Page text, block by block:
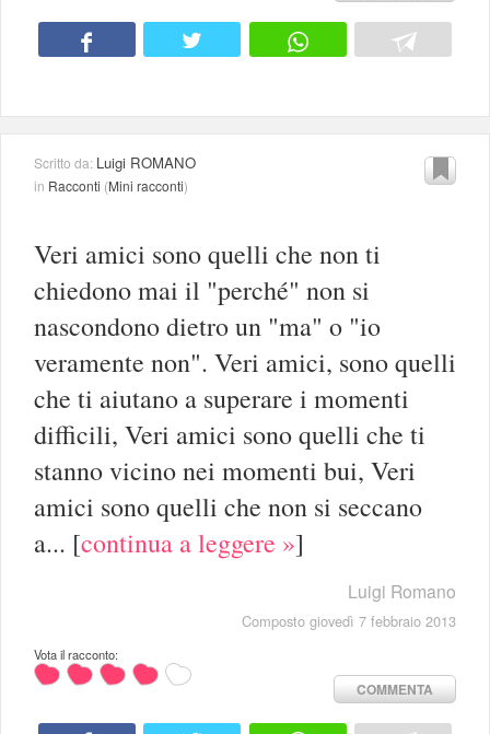
Scritto da: Luigi ROMANO
in Racconti (Mini racconti)
Veri amici sono quelli che non ti
chiedono mai il "perché" non si
nascondono dietro un "ma" o "io
veramente non". Veri amici, sono quelli
che ti aiutano a superare i momenti
difficili, Veri amici sono quelli che ti
stanno vicino nei momenti bui, Veri
amici sono quelli che non si seccano
a... [continua a leggere »]
Luigi Romano
Composto giovedì 7 febbraio 2013
Vota il racconto:
COMMENTA